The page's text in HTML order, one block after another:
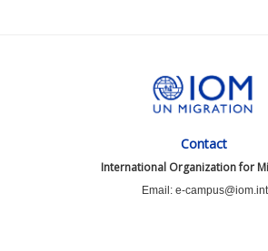
Contact
International Organization for
Email: e-campus@iom.int